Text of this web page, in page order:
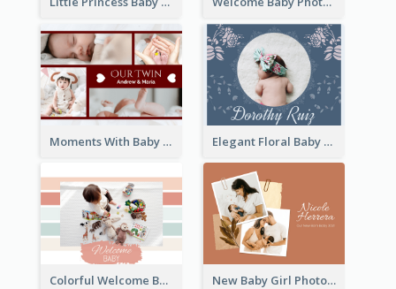
Moments With Baby Photo Book Elegant Floral Baby Photo Book
Colorful Welcome Baby Photo Book New Baby Girl Photo Book